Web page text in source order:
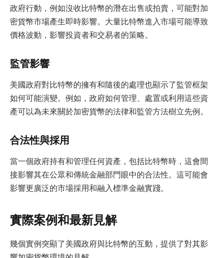
政府行動，例如沒收比特幣的潛在出售或拍賣，可能對加
密貨幣市場產生即時影響。大量比特幣進入市場可能導致
價格波動，影響投資者和交易者的策略。
監管影響
美國政府對比特幣的擁有和隨後的處理也顯示了監管框架
如何可能演變。例如，政府如何管理、處置或利用這些資
產可以為未來關於加密貨幣的法律和監管方法樹立先例。
合法性與採用
當一個政府持有和管理任何資產，包括比特幣時，這會間
接影響其在公眾和傳統金融部門眼中的合法性。這可能會
影響更廣泛的市場採用和融入標準金融實踐。
實際案例和最新見解
幾個實例突顯了美國政府與比特幣的互動，提供了對其影